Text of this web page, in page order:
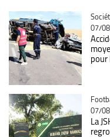
07/
pour
07/
La